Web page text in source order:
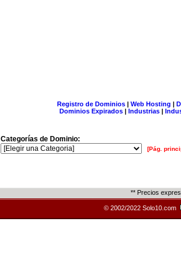
Registro de Dominios| Web Hosting |
Dominios Expirados | Industrias |
Categorías de Dominio:
[Pág.
** Precios
© 2002/2022 Solo10.com